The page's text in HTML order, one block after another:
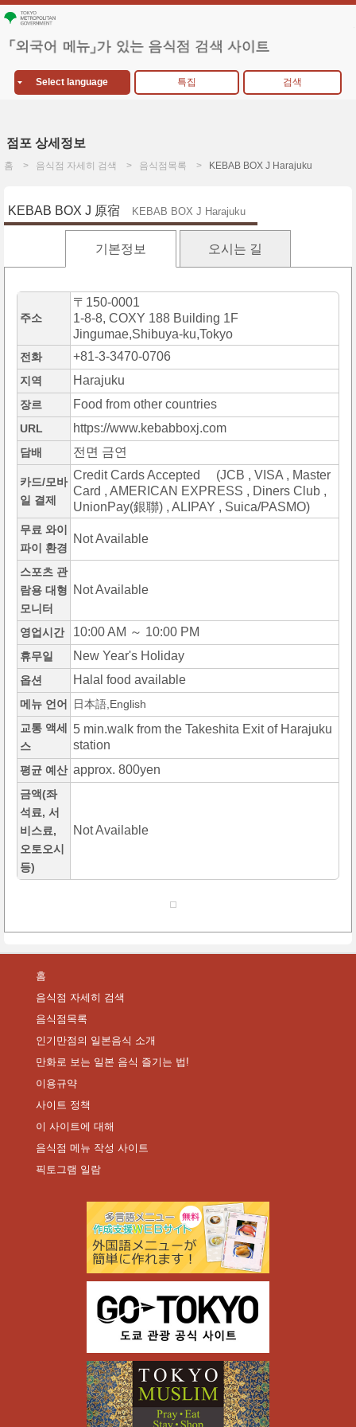
Select language 특집 검색
점포 상세정보
홈 음식점 자세히 검색 음식점목록 KEBAB BOX J Harajuku
KEBAB BOX J 原宿 KEBAB BOX J Harajuku
기본정보 오시는 길
주소
〒150-0001
1-8-8, COXY 188 Building 1F
Jingumae,Shibuya-ku,Tokyo
전화 +81-3-3470-0706
지역 Harajuku
장르 Food from other countries
URL https://www.kebabboxj.com
담배 전면 금연
카드/모바
일 결제
Credit Cards Accepted (JCB , VISA , Master
Card , AMERICAN EXPRESS , Diners Club ,
UnionPay(銀聯) , ALIPAY , Suica/PASMO)
무료 와이
파이 환경
Not Available
스포츠 관
람용 대형
모니터
Not Available
영업시간 10:00 AM ～ 10:00 PM
휴무일 New Year's Holiday
옵션 Halal food available
메뉴 언어
日本語,English
교통 액세
스
5 min.walk from the Takeshita Exit of Harajuku
station
평균 예산 approx. 800yen
금액(좌
석료, 서
비스료,
오토오시
등)
Not Available
홈
음식점 자세히 검색
음식점목록
인기만점의 일본음식 소개
만화로 보는 일본 음식 즐기는 법!
이용규약
사이트 정책
이 사이트에 대해
음식점 메뉴 작성 사이트
픽토그램 일람